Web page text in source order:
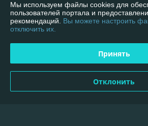
О нас
Контакты
Мы используем файлы cookies для
пользователей портала и
рекомендаций. Вы можете настроить
отключить их.
Принять
Отклонить